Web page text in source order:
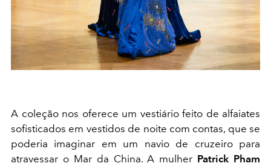
A coleção nos oferece um vestiário feito de alfaiates
sofisticados em vestidos de noite com contas, que se
poderia imaginar em um navio de cruzeiro para
atravessar o Mar da China. A mulher Patrick Pham